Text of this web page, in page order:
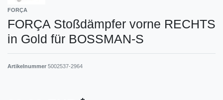
FORÇA
FORÇA Stoßdämpfer vorne RECHTS
in Gold für BOSSMAN-S
Artikelnummer 5002537-2964